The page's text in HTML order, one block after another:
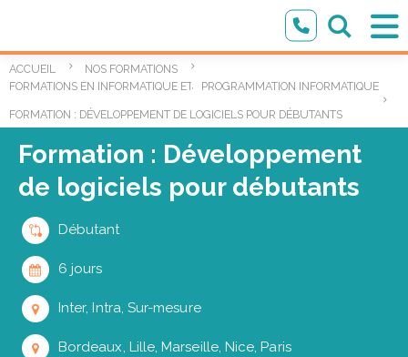
ACCUEIL
NOS FORMATIONS
FORMATIONS EN INFORMATIQUE ET TECHNOLOGIES DE L’INFORMATION
, PROGRAMMATION INFORMATIQUE
FORMATION : DÉVELOPPEMENT DE LOGICIELS POUR DÉBUTANTS
Formation : Développement
de logiciels pour débutants
Débutant
6 jours
Inter, Intra, Sur-mesure
Bordeaux, Lille, Marseille, Nice, Paris